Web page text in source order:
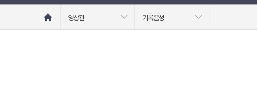
로
영상관 기록음성